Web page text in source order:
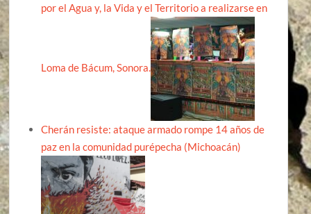
por el Agua y, la Vida y el Territorio a realizarse en
Loma de Bácum, Sonora.
Cherán resiste: ataque armado rompe 14 años de
paz en la comunidad purépecha (Michoacán)